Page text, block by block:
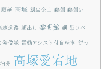
順延 高塚 鯛生金山 鵜飼 鵜飼い
速道路 顔出し 黎明館 麺 黒ラベ
発信隊 電動アシスト付自転車 餅つ
券 高塚愛宕地